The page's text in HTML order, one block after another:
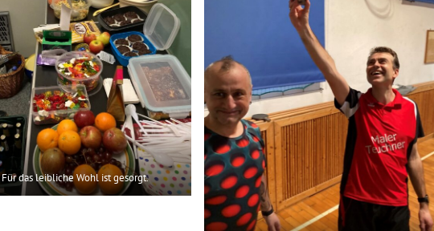
Für das leibliche Wohl ist gesorgt.